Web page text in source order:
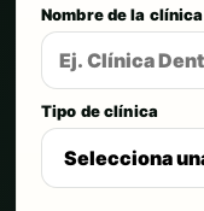
Nombre de la clínica
Tipo de clínica